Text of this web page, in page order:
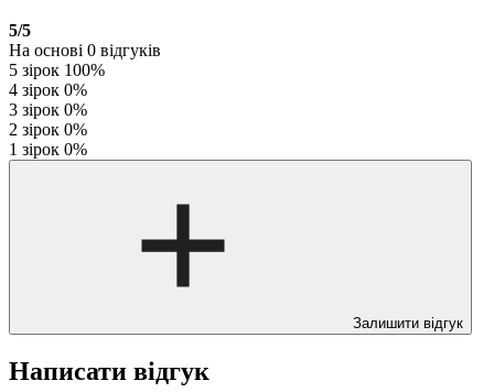
5/5
На основі 0 відгуків
5 зірок 100%
4 зірок 0%
3 зірок 0%
2 зірок 0%
1 зірок 0%
Залишити відгук
Написати відгук